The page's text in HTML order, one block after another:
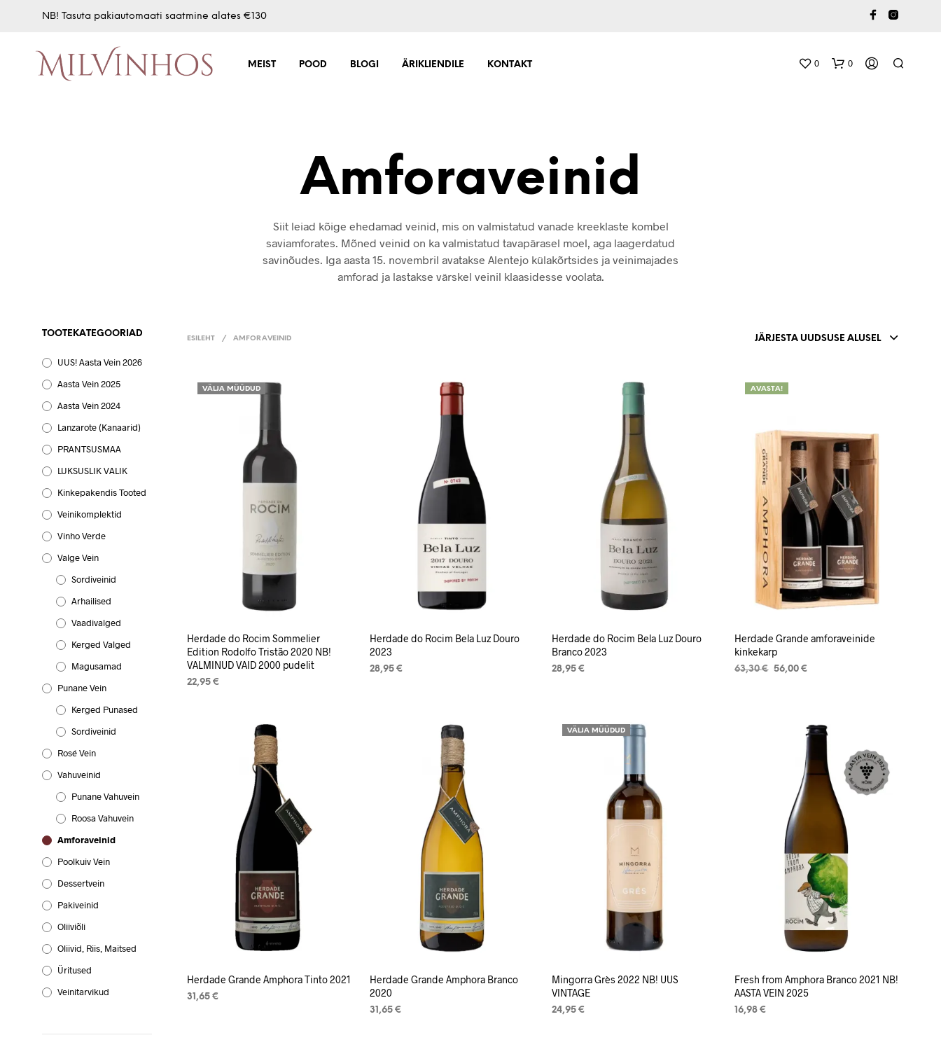
NB! Tasuta pakiautomaati saatmine alates €130
MEIST POOD BLOGI ÄRIKLIENDILE KONTAKT 0 0
I
O
O
Amforaveinid
Siit leiad kõige ehedamad veinid, mis on valmistatud vanade kreeklaste kombel
saviamforates. Mõned veinid on ka valmistatud tavapärasel moel, aga laagerdatud
savinõudes. Iga aasta 15. novembril avatakse Alentejo külakõrtsides ja veinimajades
amforad ja lastakse värskel veinil klaasidesse voolata.
TOOTEKATEGOORIAD
UUS! Aasta Vein 2026
Aasta Vein 2025
Aasta Vein 2024
Lanzarote (Kanaarid)
PRANTSUSMAA
LUKSUSLIK VALIK
Kinkepakendis Tooted
Veinikomplektid
Vinho Verde
Valge Vein
Sordiveinid
Arhailised
Vaadivalged
Kerged Valged
Magusamad
Punane Vein
Kerged Punased
Sordiveinid
Rosé Vein
Vahuveinid
Punane Vahuvein
Roosa Vahuvein
Amforaveinid
Poolkuiv Vein
Dessertvein
Pakiveinid
Oliiviõli
Oliivid, Riis, Maitsed
Üritused
Veinitarvikud
ESILEHT / AMFORAVEINID JÄRJESTA UUDSUSE ALUSEL
VÄLJA MÜÜDUD
Herdade do Rocim Sommelier
Edition Rodolfo Tristão 2020 NB!
VALMINUD VAID 2000 pudelit
22,95€
Herdade do Rocim Bela Luz Douro
2023
28,95 €
Herdade do Rocim Bela Luz Douro
Branco 2023
28,95€
AVASTA!
Herdade Grande amforaveinide
kinkekarp
63,30€ Algne
56,00 €Current
Herdade Grande Amphora Tinto 2021
31,65€
Herdade Grande Amphora Branco
2020
31,65 €
VÄLJA MÜÜDUD
Mingorra Grès 2022 NB! UUS
VINTAGE
24,95€
Fresh from Amphora Branco 2021 NB!
AASTA VEIN 2025
16,98 €